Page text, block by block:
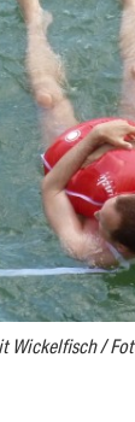
Wickelfisch /